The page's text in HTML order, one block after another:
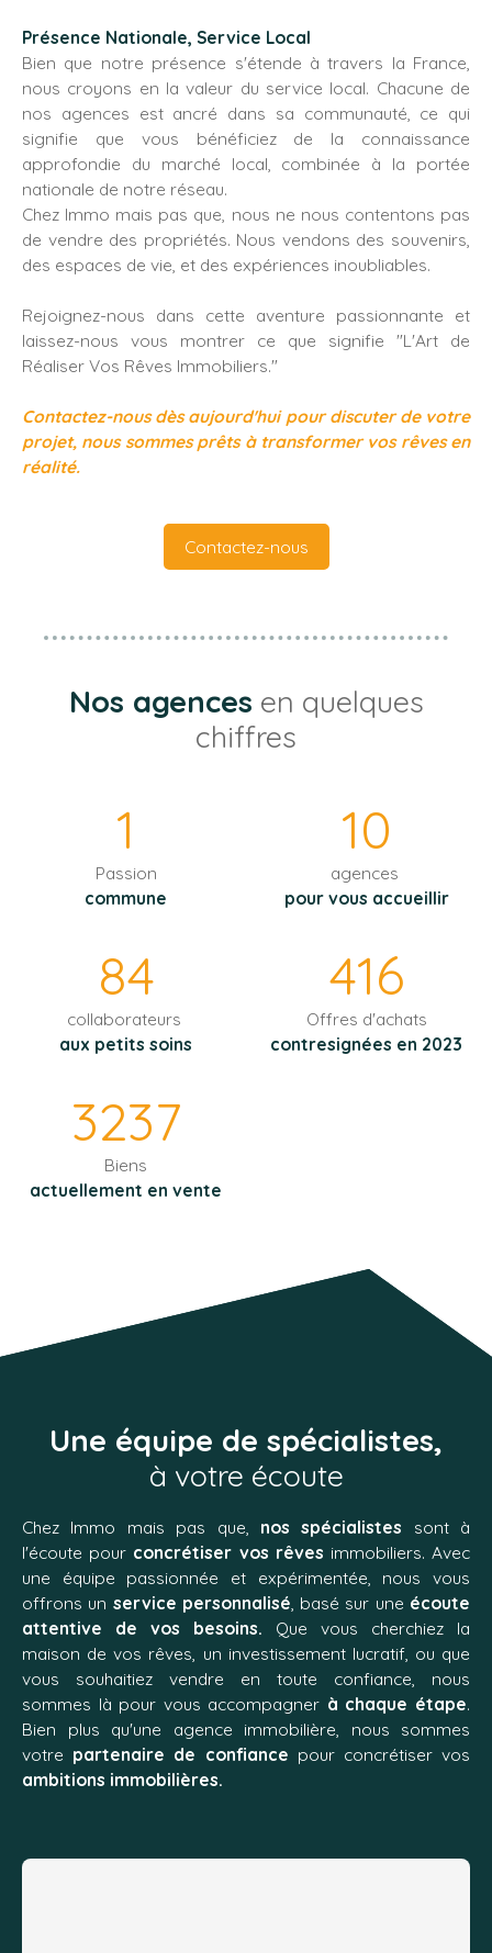
Présence Nationale, Service Local
Bien que notre présence s'étende à travers la France,
nous croyons en la valeur du service local. Chacune de
nos agences est ancré dans sa communauté, ce qui
signifie que vous bénéficiez de la connaissance
approfondie du marché local, combinée à la portée
nationale de notre réseau.
Chez Immo mais pas que, nous ne nous contentons pas
de vendre des propriétés. Nous vendons des souvenirs,
des espaces de vie, et des expériences inoubliables.
Rejoignez-nous dans cette aventure passionnante et
laissez-nous vous montrer ce que signifie "L'Art de
Réaliser Vos Rêves Immobiliers."
Contactez-nous dès aujourd'hui pour discuter de votre
projet, nous sommes prêts à transformer vos rêves en
réalité.
Contactez-nous
Nos agences en quelques
chiffres
1
Passion
commune
10
agences
pour vous accueillir
84
collaborateurs
aux petits soins
416
Offres d'achats
contresignées en 2023
3237
Biens
actuellement en vente
Une équipe de spécialistes,
à votre écoute
Chez Immo mais pas que, nos spécialistes sont à
l'écoute pour concrétiser vos rêves immobiliers. Avec
une équipe passionnée et expérimentée, nous vous
offrons un service personnalisé, basé sur une écoute
attentive de vos besoins. Que vous cherchiez la
maison de vos rêves, un investissement lucratif, ou que
vous souhaitiez vendre en toute confiance, nous
sommes là pour vous accompagner à chaque étape.
Bien plus qu'une agence immobilière, nous sommes
votre partenaire de confiance pour concrétiser vos
ambitions immobilières.